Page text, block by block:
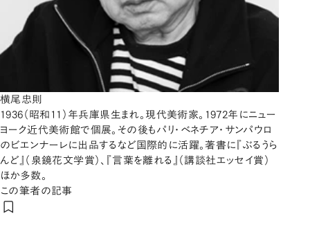
横尾忠則
1936（昭和11）年兵庫県生まれ。現代美術家。1972年にニュー
ヨーク近代美術館で個展。その後もパリ・ベネチア・サンパウロ
のビエンナーレに出品するなど国際的に活躍。著書に『ぶるうら
んど』（泉鏡花文学賞）、『言葉を離れる』（講談社エッセイ賞）
ほか多数。
この筆者の記事